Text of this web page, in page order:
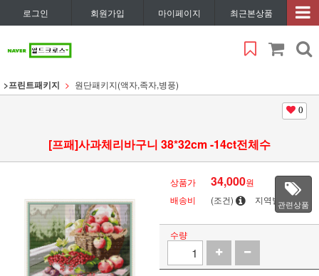
로그인 회원가입 마이페이지 최근본상품
>프린트패키지 원단패키지(액자,족자,병풍)
0
[프패]사과체리바구니 38*32cm -14ct전체수
상품가 34,000원
배송비
(조건) 지역별관련상품
수량